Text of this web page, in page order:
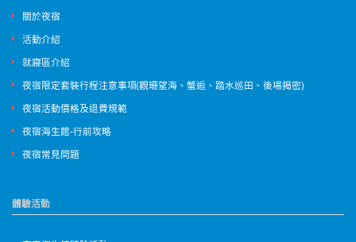
關於夜宿
活動介紹
就寢區介紹
夜宿限定套裝行程注意事項(觀珊望海、蟹逅、踏水巡田、後場揭密)
夜宿活動價格及退費規範
夜宿海生館-行前攻略
夜宿常見問題
體驗活動